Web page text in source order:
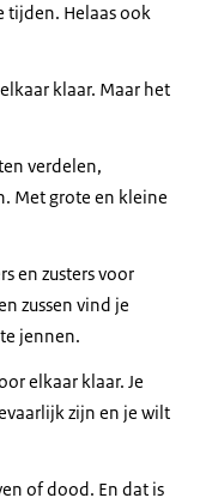
tijden. Helaas ook
klaar. Maar het
verdelen,
Met grote en kleine
en zusters voor
zussen vind je
jennen.
elkaar klaar. Je
zijn en je wilt
of dood. En dat is